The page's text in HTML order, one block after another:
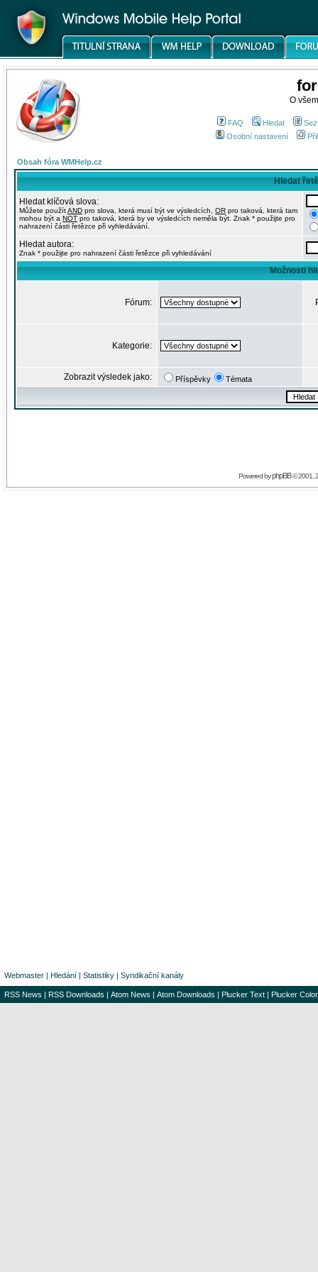
O
FAQ Hledat
Osobní nastavení
Obsah fóra WMHelp.cz
Hledat
Hledat klíčová slova:
Můžete použítAND pro slova, která musí být ve výsledcích, OR pro taková, která tam
mohou být a NOT pro taková, která by ve výsledcích neměla být. Znak * použijte pro
nahrazení části řetězce při vyhledávání.
Hledat autora:
Znak * použijte pro nahrazení části řetězce při vyhledávání
Možnosti
Fórum:
Kategorie:
Zobrazit výsledek jako: Příspěvky Témata
Powered byphpBB© 2001,
Webmaster | Hledání | Statistiky | Syndikační kanály
RSS News | RSS Downloads | Atom News | Atom Downloads | Plucker Text | Plucker Color